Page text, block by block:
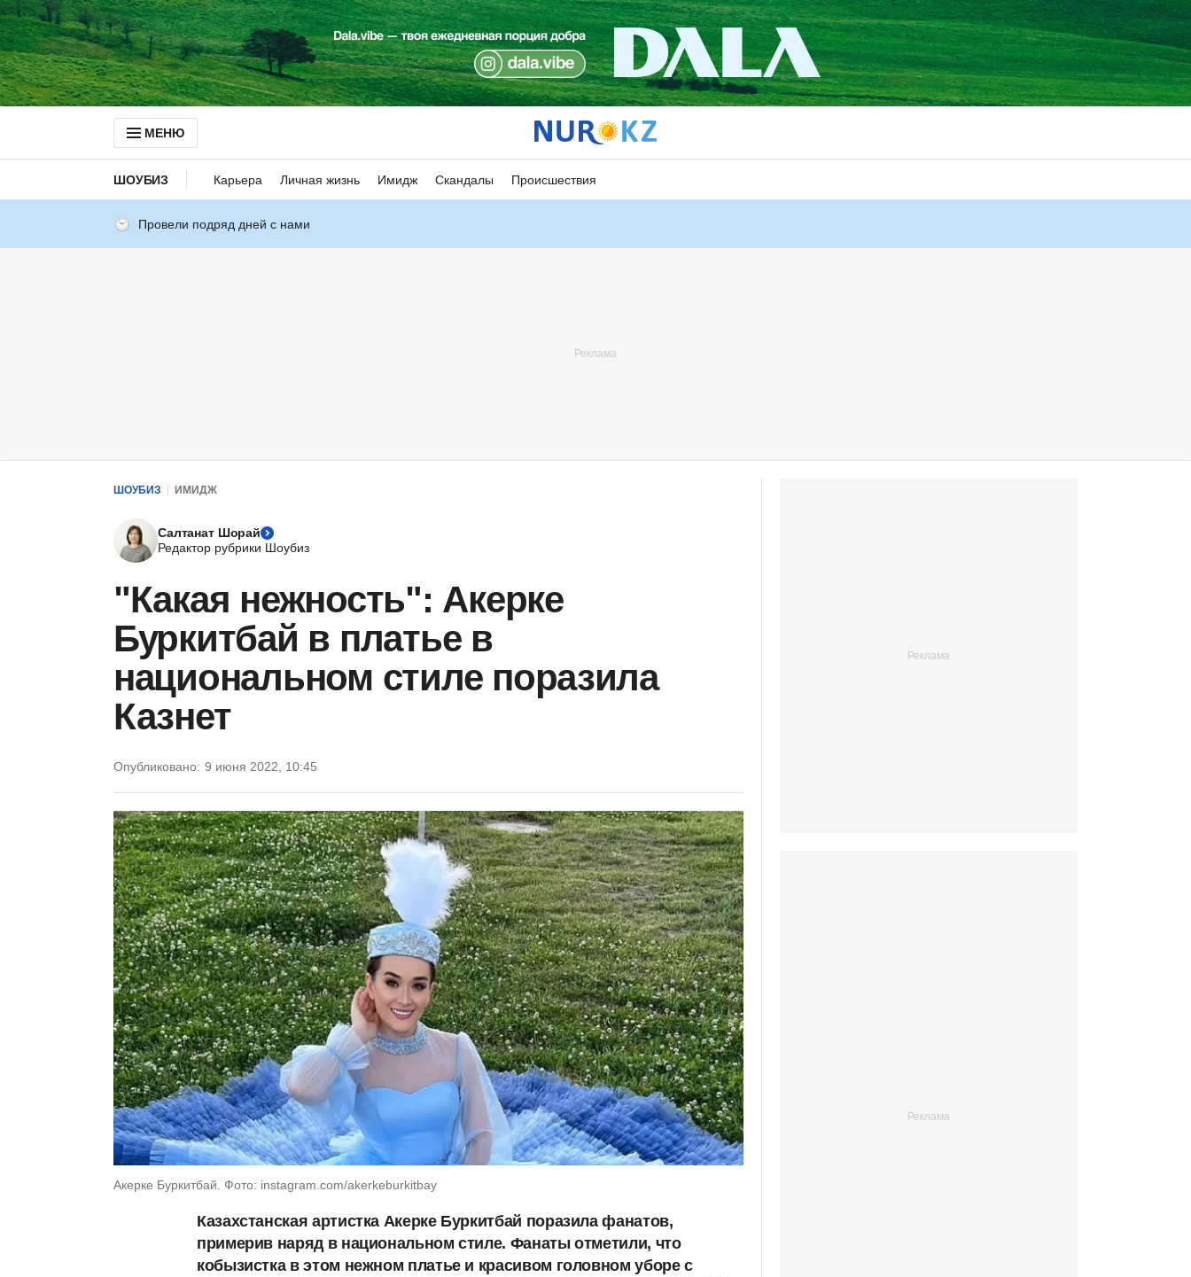
МЕНЮ
ШОУБИЗ Карьера Личная жизнь Имидж Скандалы Происшествия
Провели подряд дней с нами
ШОУБИЗ ИМИДЖ
Салтанат Шорай
Редактор рубрики Шоубиз
"Какая нежность": Акерке
Буркитбай в платье в
национальном стиле поразила
Казнет
Опубликовано: 9 июня 2022, 10:45
Акерке Буркитбай. Фото: instagram.com/akerkeburkitbay
Казахстанская артистка Акерке Буркитбай поразила фанатов,
примерив наряд в национальном стиле. Фанаты отметили, что
кобызистка в этом нежном платье и красивом головном уборе с